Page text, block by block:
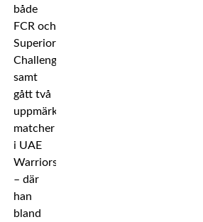
både
FCR och
Superior
Challenge,
samt
gått två
uppmärksammade
matcher
i UAE
Warriors
– där
han
bland